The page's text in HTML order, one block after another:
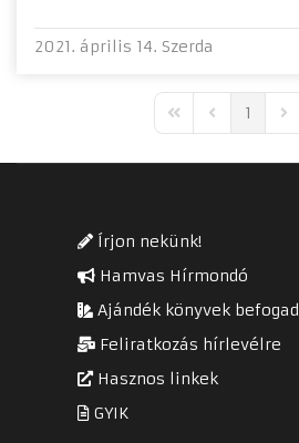
2021. április 14. Szerda
First PagePrevious
1
Írjon nekünk!
Hamvas Hírmondó
Ajándék könyvek
Feliratkozás hírlevélre
Hasznos linkek
GYIK